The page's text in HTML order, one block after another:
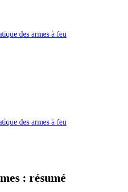
des armes à feu
des armes à feu
: résumé